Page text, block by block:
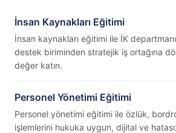
İnsan Kaynakları Eğitimi
İnsan kaynakları eğitimi ile İK
destek biriminden stratejik iş ortağına
değer katın.
Personel Yönetimi Eğitimi
Personel yönetimi eğitimi ile özlük,
işlemlerini hukuka uygun, dijital ve